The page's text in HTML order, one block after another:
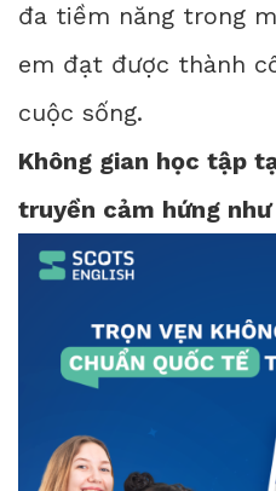
đa tiềm năng trong
em đạt được thành
cuộc sống.
Không gian học tập
truyền cảm hứng